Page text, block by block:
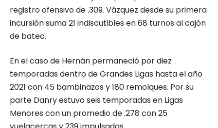
registro ofensivo de .309. Vázquez desde su primera
incursión suma 21 indiscutibles en 68 turnos al cajón
de bateo.
En el caso de Hernán permaneció por diez
temporadas dentro de Grandes Ligas hasta el año
2021 con 45 bambinazos y 180 remolques. Por su
parte Danry estuvo seis temporadas en Ligas
Menores con un promedio de .278 con 25